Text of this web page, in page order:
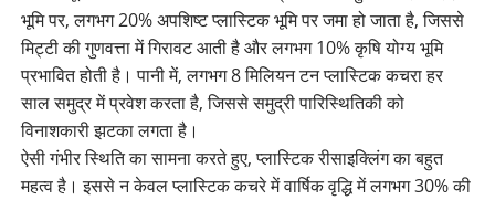
भूमि पर, लगभग 20% अपशिष्ट प्लास्टिक भूमि पर जमा हो जाता है, जिससे
मिट्टी की गुणवत्ता में गिरावट आती है और लगभग 10% कृषि योग्य भूमि
प्रभावित होती है। पानी में, लगभग 8 मिलियन टन प्लास्टिक कचरा हर
साल समुद्र में प्रवेश करता है, जिससे समुद्री पारिस्थितिकी को
विनाशकारी झटका लगता है।
ऐसी गंभीर स्थिति का सामना करते हुए, प्लास्टिक रीसाइक्लिंग का बहुत
महत्व है। इससे न केवल प्लास्टिक कचरे में वार्षिक वृद्धि में लगभग 30% की